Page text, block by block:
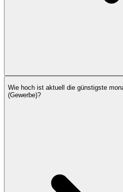
Wie hoch ist aktuell die günstigste
(Gewerbe)?